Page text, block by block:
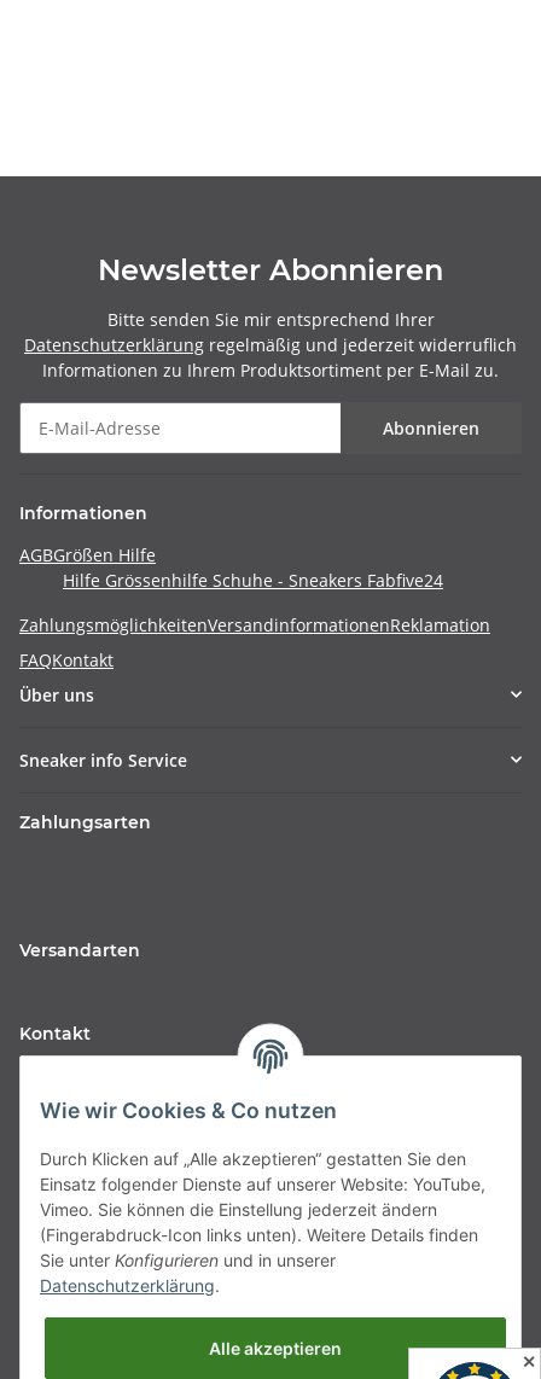
Newsletter Abonnieren
Bitte senden Sie mir entsprechend Ihrer
Datenschutzerklärung regelmäßig und jederzeit widerruflich
Informationen zu Ihrem Produktsortiment per E-Mail zu.
Abonnieren
Informationen
AGBGrößen Hilfe
Hilfe Grössenhilfe Schuhe - Sneakers Fabfive24
ZahlungsmöglichkeitenVersandinformationenReklamation
FAQKontakt
Über uns
Sneaker info Service
Zahlungsarten
Versandarten
Kontakt
Langstr. 51-53
63450 Hanau
Deutschland
Telefon:06181257350
E-Mail: shop@fabfive24.com
Vertrag widerrufen
Wie wir Cookies & Co nutzen
Durch Klicken auf „Alle akzeptieren“ gestatten Sie den
Einsatz folgender Dienste auf unserer Website: YouTube,
Vimeo. Sie können die Einstellung jederzeit ändern
(Fingerabdruck-Icon links unten). Weitere Details finden
Sie unter Konfigurieren und in unserer
Datenschutzerklärung.
Alle akzeptieren
✕